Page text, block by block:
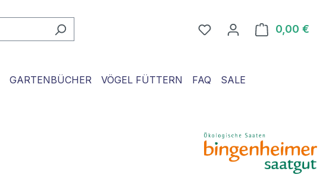
0,00 €
GARTENBÜCHER VÖGEL FÜTTERN FAQ SALE